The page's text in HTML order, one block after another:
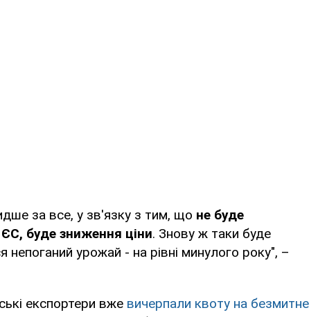
за все, у зв'язку з тим, що не буде
буде зниження ціни. Знову ж таки буде
непоганий урожай - на рівні минулого року", –
експортери вже вичерпали квоту на безмитне